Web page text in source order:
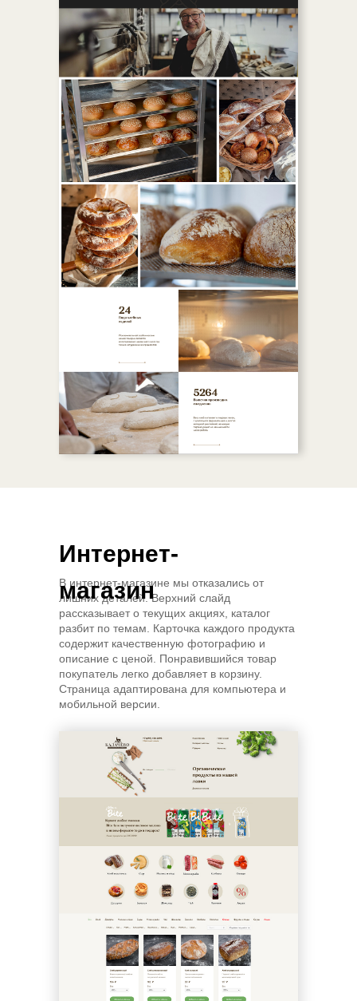
Интернет-
магазин
В интернет-магазине мы отказались от
лишних деталей. Верхний слайд
рассказывает о текущих акциях, каталог
разбит по темам. Карточка каждого продукта
содержит качественную фотографию и
описание с ценой. Понравившийся товар
покупатель легко добавляет в корзину.
Страница адаптирована для компьютера и
мобильной версии.